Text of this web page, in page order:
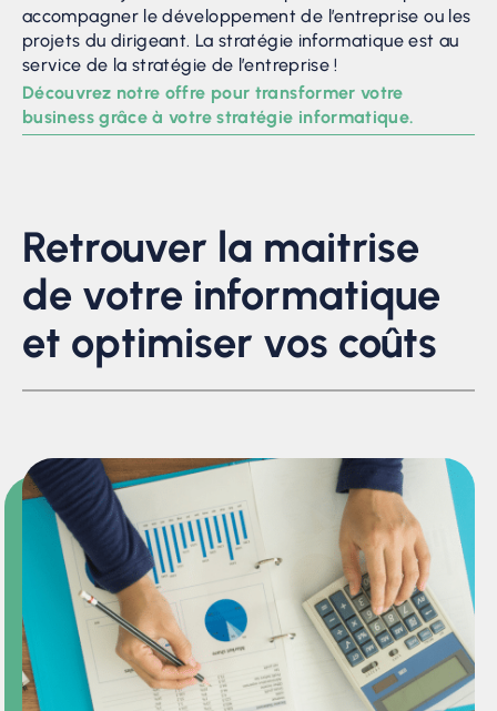
accompagner le développement de l’entreprise ou les
projets du dirigeant. La stratégie informatique est au
service de la stratégie de l’entreprise !
Découvrez notre offre pour transformer votre
business grâce à votre stratégie informatique.
Retrouver la maitrise
de votre informatique
et optimiser vos coûts